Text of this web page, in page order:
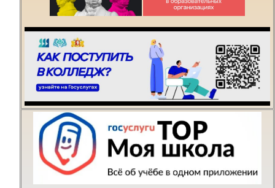
Написать о проблеме